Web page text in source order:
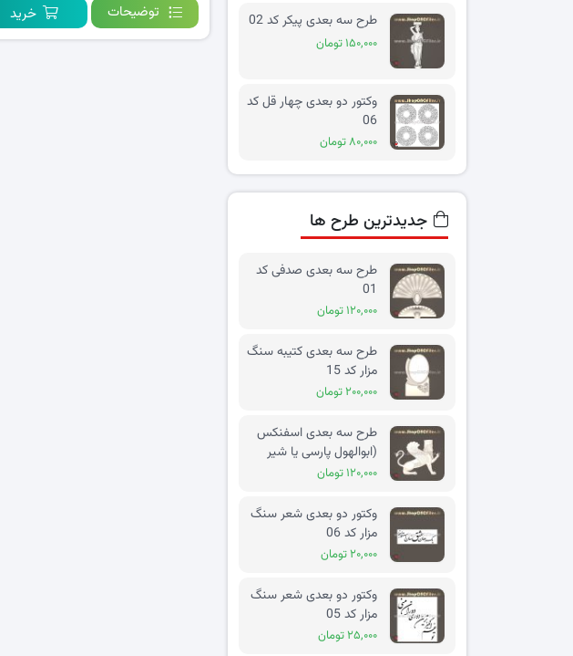
توضیحات
خرید طرح سه بعدی پیکر کد 02
۱۵۰,۰۰۰ تومان
وکتور دو بعدی چهار قل کد
06
۸۰,۰۰۰ تومان
جدیدترین طرح ها
طرح سه بعدی صدفی کد
01
۱۲۰,۰۰۰ تومان
طرح سه بعدی کتیبه سنگ
مزار کد 15
۲۰۰,۰۰۰ تومان
طرح سه بعدی اسفنکس
(ابوالهول پارسی یا شیر
بالدار) کد 02
۱۲۰,۰۰۰ تومان
وکتور دو بعدی شعر سنگ
مزار کد 06
۲۰,۰۰۰ تومان
وکتور دو بعدی شعر سنگ
مزار کد 05
۲۵,۰۰۰ تومان